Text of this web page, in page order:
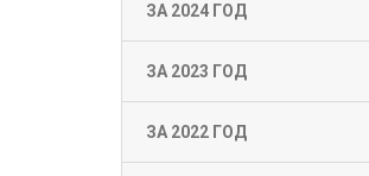
ЗА 2024 ГОД
ЗА 2023 ГОД
ЗА 2022 ГОД